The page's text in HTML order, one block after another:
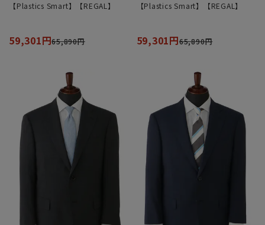
【Plastics Smart】【REGAL】
59,301円65,890円
【Plastics Smart】【REGAL】
59,301円65,890円